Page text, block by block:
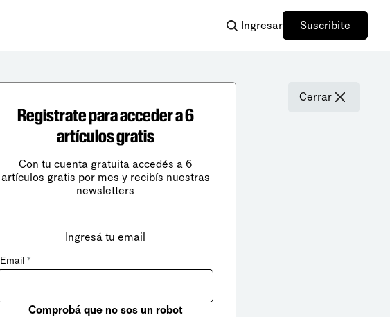
Ingresar Suscribite
Cerrar
Registrate para acceder a 6
artículos gratis
Con tu cuenta gratuita accedés a 6
artículos gratis por mes y recibís nuestras
newsletters
Ingresá tu email
Email *
Comprobá que no sos un robot